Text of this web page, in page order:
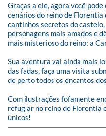
Graças a ele, agora você
cenários do reino de
cantinhos secretos do
personagens mais amados e
mais misterioso do reino: a
Sua aventura vai ainda mais
das fadas, faça uma visita
de perto todos os encantos
Com ilustrações fofamente
refugiar no reino de Florentia
únicos!